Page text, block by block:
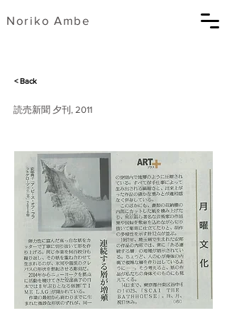
​Noriko Ambe
< Back
読売新聞 夕刊, 2011